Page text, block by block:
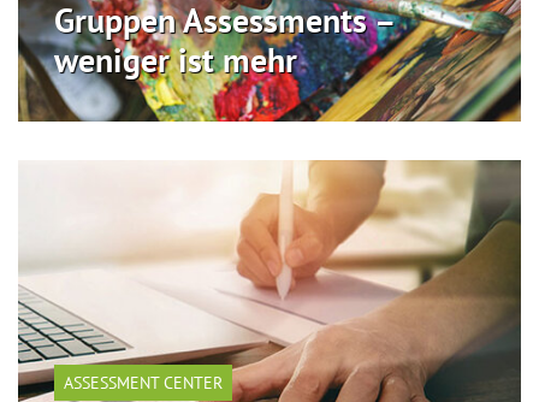
Gruppen Assessments –
weniger ist mehr
ASSESSMENT CENTER